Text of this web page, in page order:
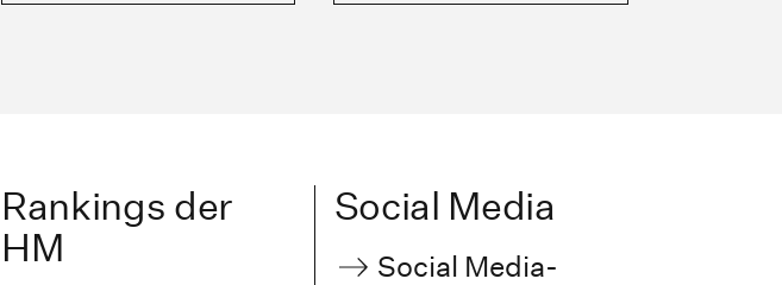
Rankings der
HM
Social Media
Social Media-